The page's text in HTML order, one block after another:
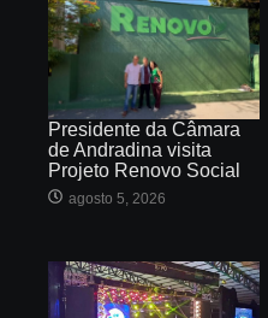
Presidente da Câmara
de Andradina visita
Projeto Renovo Social
agosto 5, 2026